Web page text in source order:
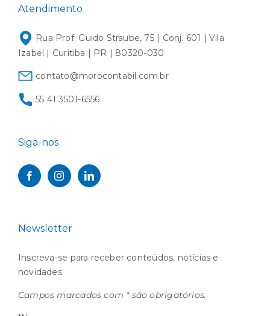
Atendimento
Rua Prof. Guido Straube, 75 | Conj. 601 | Vila
Izabel | Curitiba | PR | 80320-030
contato@morocontabil.com.br
55 41 3501-6556
Siga-nos
Newsletter
Inscreva-se para receber conteúdos, notícias e
novidades.
Campos marcados com * são obrigatórios.